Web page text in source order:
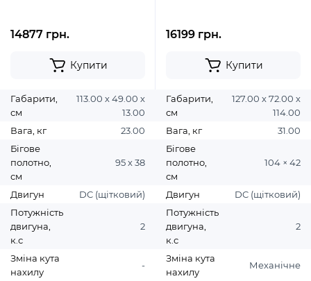
14877 грн.
Купити
Габарити,
см
113.00 х 49.00 х
13.00
Вага, кг
23.00
Бігове
полотно,
см
95 х 38
Двигун
DC (щітковий)
Потужність
двигуна,
к.с
2
Зміна кута
нахилу
-
16199 грн.
Купити
Габарити,
см
127.00 х 72.00 х
114.00
Вага, кг
31.00
Бігове
полотно,
см
104 × 42
Двигун
DC (щітковий)
Потужність
двигуна,
к.с
2
Зміна кута
нахилу
Механічне